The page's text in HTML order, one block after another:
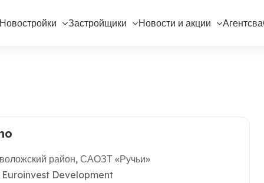
Застройщики Новости и акции Агентсва
район, САОЗТ «Ручьи»
Euroinvest Development